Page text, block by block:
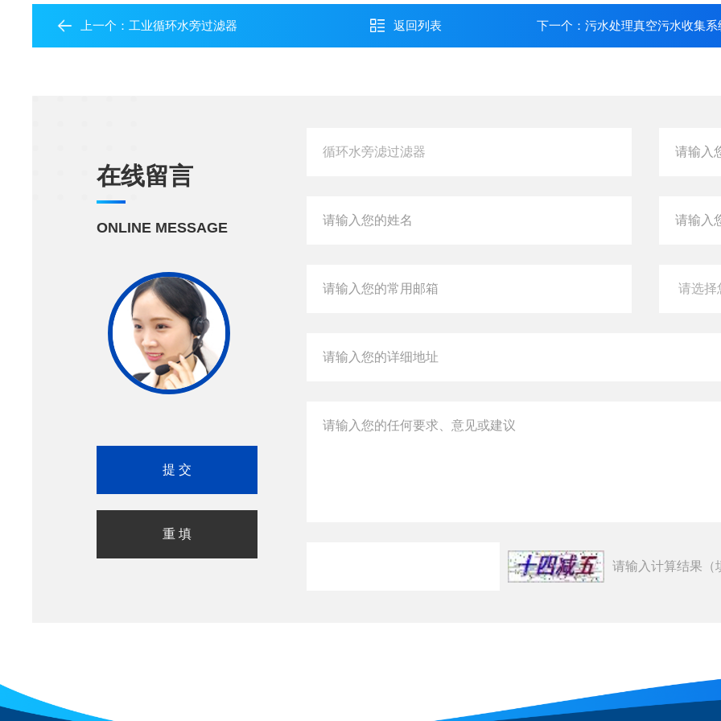
上一个： 工业循环水旁过滤器 返回列表 下一个： 污水处理真空污水收集系
在线留言
ONLINE MESSAGE
请输入计算结果（